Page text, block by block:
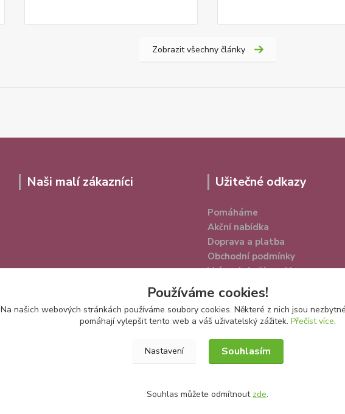
Zobrazit všechny články
Naši malí zákazníci Užitečné odkazy
Pomáháme
Akční nabídka
Doprava a platba
Obchodní podmínky
Vrácení zboží a reklamace
Ochrana osobních údajů
Používáme cookies!
Na našich webových stránkách používáme soubory cookies. Některé z nich jsou
pomáhají vylepšit tento web a váš uživatelský zážitek. Přečíst více.
Nastavení Souhlasím
Souhlas můžete odmítnout zde.